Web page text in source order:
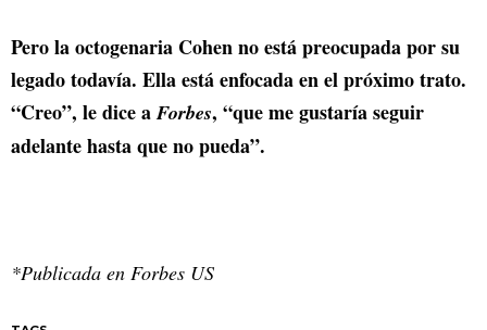
Pero la octogenaria Cohen no está preocupada por su
legado todavía. Ella está enfocada en el próximo trato.
“Creo”, le dice aForbes, “que me gustaría seguir
adelante hasta que no pueda”.
*Publicada en Forbes US